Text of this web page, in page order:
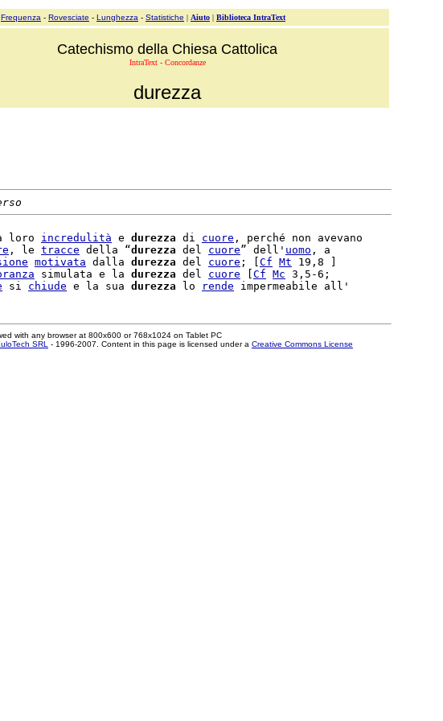
Frequenza - Rovesciate - Lunghezza - Statistiche | Aiuto | Biblioteca IntraText
Catechismo della Chiesa Cattolica
IntraText - Concordanze
durezza
loro incredulità e durezza di cuore , perché non avevano
, le tracce della “durezza del cuore” dell' uomo , a
motivata dalla durezza del cuore ; [ Cf Mt 19,8 ]
simulata e la durezza del cuore Cf Mc 3,5-6;
si chiude e la sua durezza lo rende
with any browser at 800x600 or 768x1024 on Tablet PC
SRL - 1996-2007. Content in this page is licensed under a Creative Commons License